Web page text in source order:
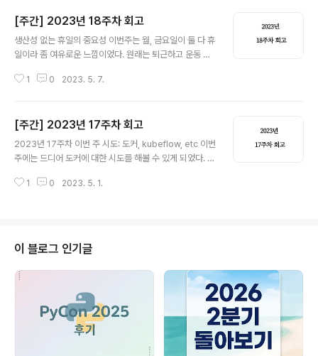
[주간] 2023년 18주차 회고
생산성 없는 휴일의 중요성 이번주는 월, 금요일이 둘 다 휴
일이라 좀 여유로운 느낌이었다. 원래는 퇴근하고 운동 혹
도는 시간을 많이 보낼 수 있었다. 웹툰 보기라든가, 게임
오히려 그동안 회사 끝나고 이것저것 하던 게 은근한 부담
이었나 보다. 내 저녁 시간을 보내는 방법은 그대로인데, 낮
시간에 슬슬 업무에 대한 부담감이 점점 올라오는 시기여
사분께서, 주니어로 일하면서 하루 공부 분량을 꾸준히 정
1 0 2023. 5. 7.
[주간] 2023년 17주차 회고
2023년 17주차 이번 주 시도: 도커, kubeflow, etc 이번
주에는 드디어 도커에 대한 시도를 해볼 수 있게 되었다. 그
U 설정 등등에 익숙해지느라 바빴다. 도커는 그저 편하다
할 게 없고 이미지를 다운받아서 실행시키는 것만 하면 됐
다. 서버를 열어보는 것 자체는 쉬웠다. 이번 주에 선정해
보는 (별 영향 없지만) 가장 큰 실수는 도커 내에 내가 원래
쓰던 모든 폴더 시스템을 마운트한 게 아닐까..? 도커를 끄
고 나니까 그룹 권한이 모두 docker로 바..
1 0 2023. 5. 1.
이 블로그 인기글